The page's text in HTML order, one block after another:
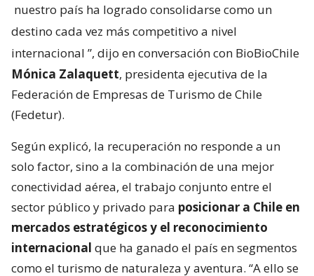
nuestro país ha logrado consolidarse como un
destino cada vez más competitivo a nivel
internacional ”, dijo en conversación con BioBioChile
Mónica Zalaquett, presidenta ejecutiva de la
Federación de Empresas de Turismo de Chile
(Fedetur).
Según explicó, la recuperación no responde a un
solo factor, sino a la combinación de una mejor
conectividad aérea, el trabajo conjunto entre el
sector público y privado para posicionar a Chile en
mercados estratégicos y el reconocimiento
internacional que ha ganado el país en segmentos
como el turismo de naturaleza y aventura. “A ello se